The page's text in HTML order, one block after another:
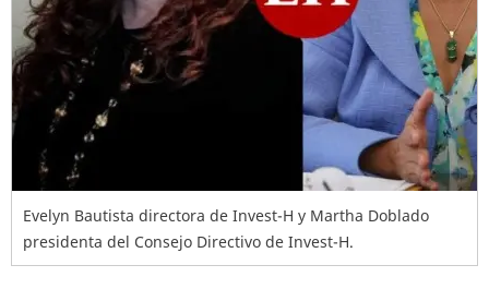
Evelyn Bautista directora de Invest-H y Martha Doblado
presidenta del Consejo Directivo de Invest-H.